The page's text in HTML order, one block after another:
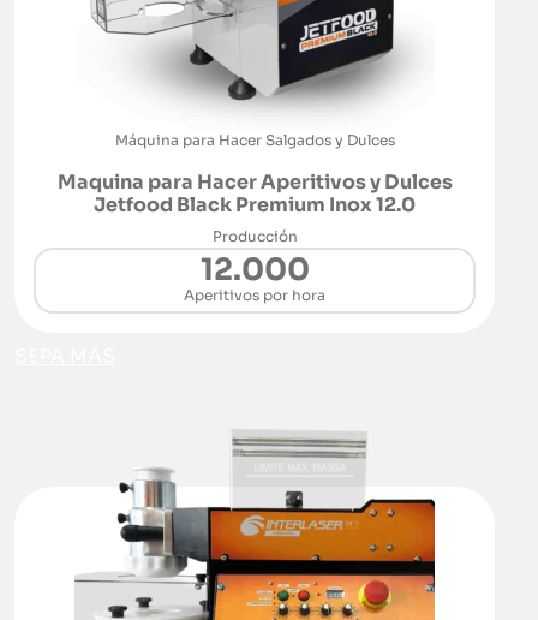
Máquina para Hacer Salgados y Dulces
Maquina para Hacer Aperitivos y Dulces
Jetfood Black Premium Inox 12.0
Producción
12.000
Aperitivos por hora